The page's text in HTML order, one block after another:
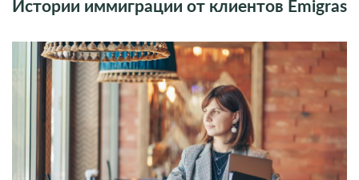
Истории иммиграции от клиентов Emigras